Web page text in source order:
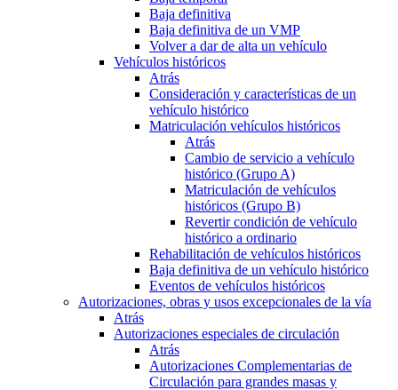
Baja definitiva
Baja definitiva de un VMP
Volver a dar de alta un vehículo
Vehículos históricos
Atrás
Consideración y características de un
vehículo histórico
Matriculación vehículos históricos
Atrás
Cambio de servicio a vehículo
histórico (Grupo A)
Matriculación de vehículos
históricos (Grupo B)
Revertir condición de vehículo
histórico a ordinario
Rehabilitación de vehículos históricos
Baja definitiva de un vehículo histórico
Eventos de vehículos históricos
Autorizaciones, obras y usos excepcionales de la vía
Atrás
Autorizaciones especiales de circulación
Atrás
Autorizaciones Complementarias de
Circulación para grandes masas y